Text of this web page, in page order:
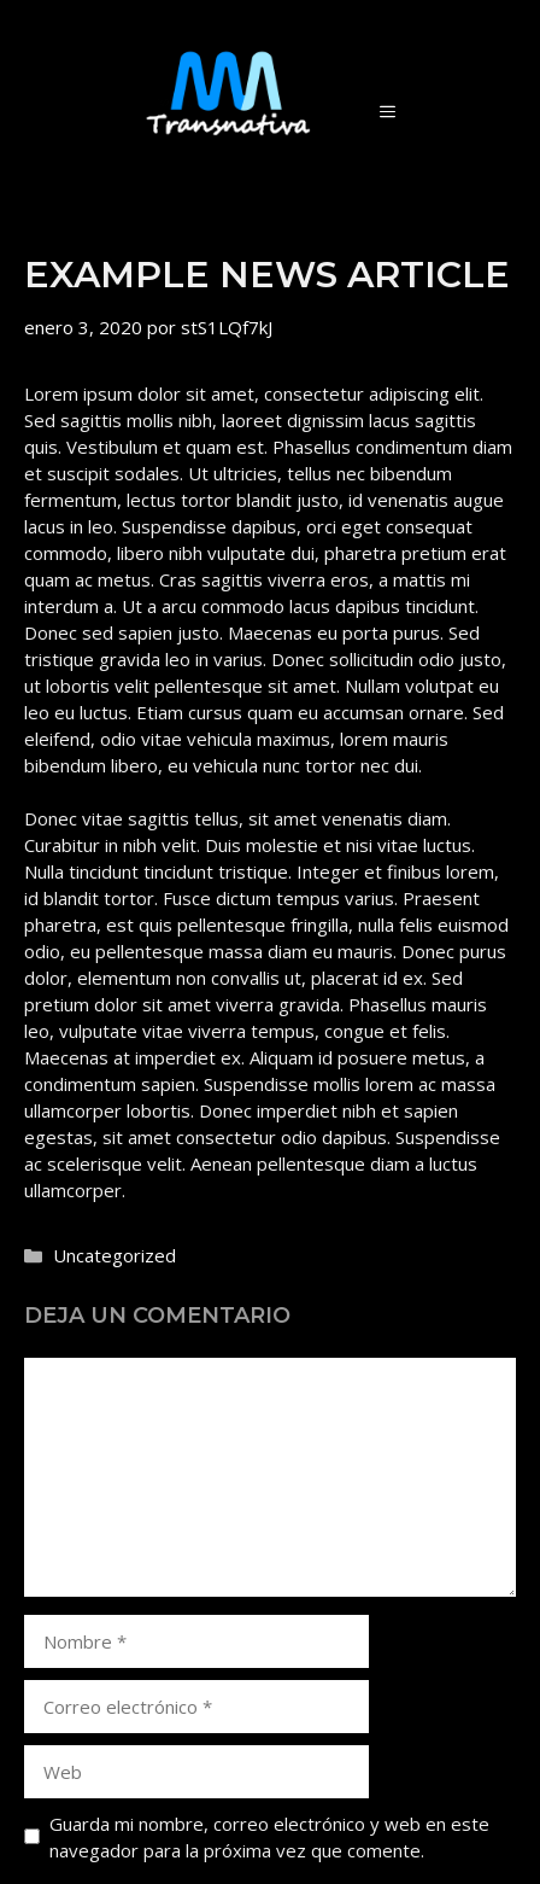
MENÚ
EXAMPLE NEWS ARTICLE
enero 3, 2020 por stS1LQf7kJ
Lorem ipsum dolor sit amet, consectetur adipiscing elit.
Sed sagittis mollis nibh, laoreet dignissim lacus sagittis
quis. Vestibulum et quam est. Phasellus condimentum diam
et suscipit sodales. Ut ultricies, tellus nec bibendum
fermentum, lectus tortor blandit justo, id venenatis augue
lacus in leo. Suspendisse dapibus, orci eget consequat
commodo, libero nibh vulputate dui, pharetra pretium erat
quam ac metus. Cras sagittis viverra eros, a mattis mi
interdum a. Ut a arcu commodo lacus dapibus tincidunt.
Donec sed sapien justo. Maecenas eu porta purus. Sed
tristique gravida leo in varius. Donec sollicitudin odio justo,
ut lobortis velit pellentesque sit amet. Nullam volutpat eu
leo eu luctus. Etiam cursus quam eu accumsan ornare. Sed
eleifend, odio vitae vehicula maximus, lorem mauris
bibendum libero, eu vehicula nunc tortor nec dui.
Donec vitae sagittis tellus, sit amet venenatis diam.
Curabitur in nibh velit. Duis molestie et nisi vitae luctus.
Nulla tincidunt tincidunt tristique. Integer et finibus lorem,
id blandit tortor. Fusce dictum tempus varius. Praesent
pharetra, est quis pellentesque fringilla, nulla felis euismod
odio, eu pellentesque massa diam eu mauris. Donec purus
dolor, elementum non convallis ut, placerat id ex. Sed
pretium dolor sit amet viverra gravida. Phasellus mauris
leo, vulputate vitae viverra tempus, congue et felis.
Maecenas at imperdiet ex. Aliquam id posuere metus, a
condimentum sapien. Suspendisse mollis lorem ac massa
ullamcorper lobortis. Donec imperdiet nibh et sapien
egestas, sit amet consectetur odio dapibus. Suspendisse
ac scelerisque velit. Aenean pellentesque diam a luctus
ullamcorper.
Categorías
Uncategorized
DEJA UN COMENTARIO
electrónico
Guarda mi nombre, correo electrónico y web en este
navegador para la próxima vez que comente.